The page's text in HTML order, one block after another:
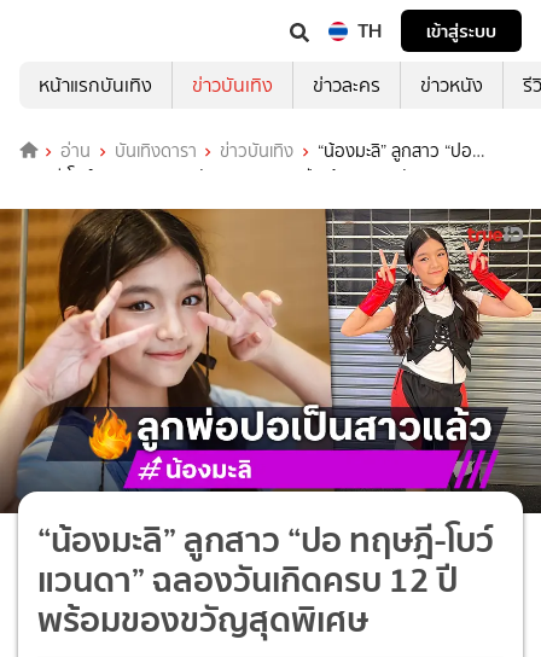
TH
เข้าสู่ระบบ
หน้าแรกบันเทิง
ข่าวบันเทิง ข่าวละคร ข่าวหนัง รี
อ่าน บันเทิงดารา ข่าวบันเทิง
“น้องมะลิ” ลูกสาว “ปอ
ทฤษฎี-โบว์ แวนดา” ฉลองวันเกิดครบ 12 ปี พร้อมของขวัญสุดพิเศษ
“น้องมะลิ” ลูกสาว “ปอ ทฤษฎี-โบว์
แวนดา” ฉลองวันเกิดครบ 12 ปี
พร้อมของขวัญสุดพิเศษ